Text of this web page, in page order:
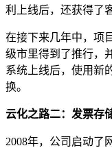
利上线后，还获得了
在接下来几年中，项
级市里得到了推行，
系统上线后，使用新
换。
云化之路二： 发票存
2008年，公司启动了